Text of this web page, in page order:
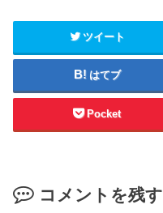
ツイート
はてブ
Pocket
コメントを残す